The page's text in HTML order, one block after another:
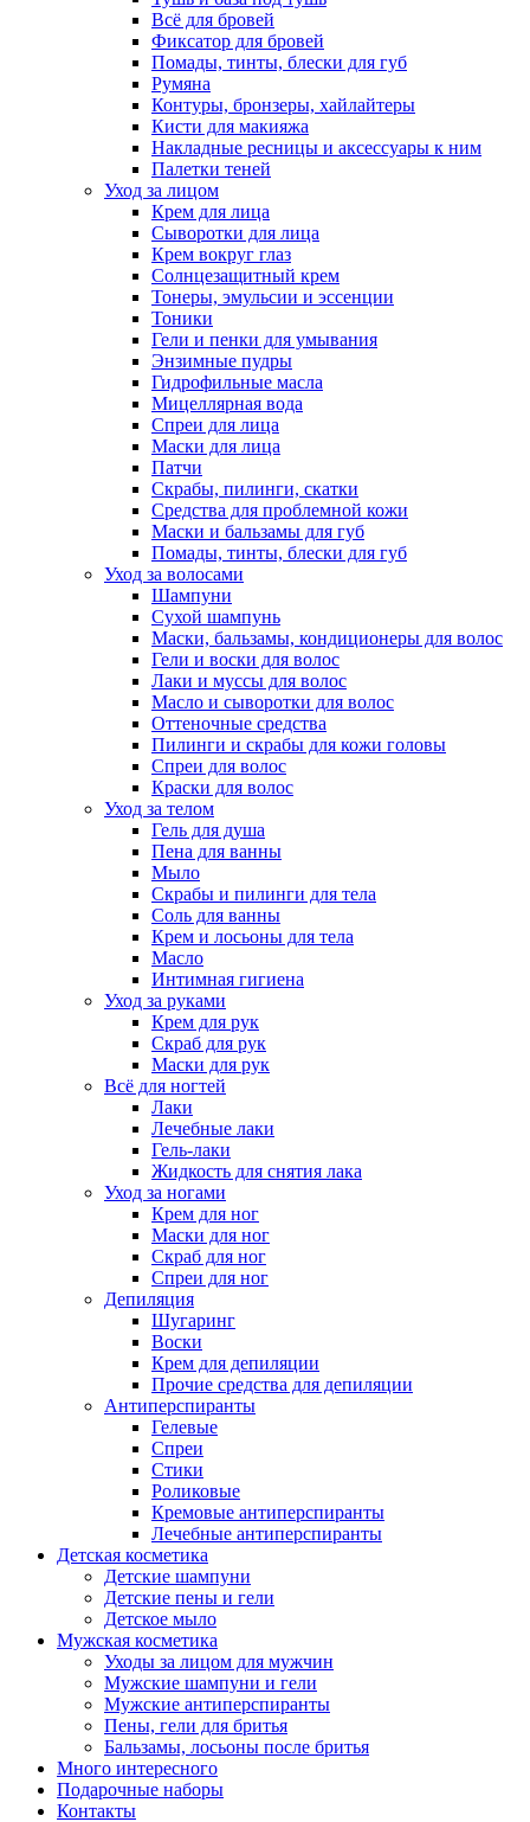
Всё для бровей
Фиксатор для бровей
Помады, тинты, блески для губ
Румяна
Контуры, бронзеры, хайлайтеры
Кисти для макияжа
Накладные ресницы и аксессуары к ним
Палетки теней
Уход за лицом
Крем для лица
Сыворотки для лица
Крем вокруг глаз
Солнцезащитный крем
Тонеры, эмульсии и эссенции
Тоники
Гели и пенки для умывания
Энзимные пудры
Гидрофильные масла
Мицеллярная вода
Спреи для лица
Маски для лица
Патчи
Скрабы, пилинги, скатки
Средства для проблемной кожи
Маски и бальзамы для губ
Помады, тинты, блески для губ
Уход за волосами
Шампуни
Сухой шампунь
Маски, бальзамы, кондиционеры для волос
Гели и воски для волос
Лаки и муссы для волос
Масло и сыворотки для волос
Оттеночные средства
Пилинги и скрабы для кожи головы
Спреи для волос
Краски для волос
Уход за телом
Гель для душа
Пена для ванны
Мыло
Скрабы и пилинги для тела
Соль для ванны
Крем и лосьоны для тела
Масло
Интимная гигиена
Уход за руками
Крем для рук
Скраб для рук
Маски для рук
Всё для ногтей
Лаки
Лечебные лаки
Гель-лаки
Жидкость для снятия лака
Уход за ногами
Крем для ног
Маски для ног
Скраб для ног
Спреи для ног
Депиляция
Шугаринг
Воски
Крем для депиляции
Прочие средства для депиляции
Антиперспиранты
Гелевые
Спреи
Стики
Роликовые
Кремовые антиперспиранты
Лечебные антиперспиранты
Детская косметика
Детские шампуни
Детские пены и гели
Детское мыло
Мужская косметика
Уходы за лицом для мужчин
Мужские шампуни и гели
Мужские антиперспиранты
Пены, гели для бритья
Бальзамы, лосьоны после бритья
Много интересного
Подарочные наборы
Контакты